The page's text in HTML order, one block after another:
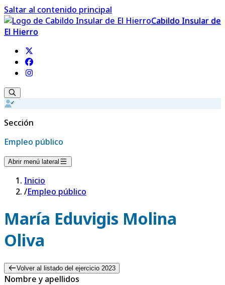
Saltar al contenido principal
Cabildo Insular de
El Hierro
Sección
Empleo público
Abrir menú lateral
Inicio
/Empleo público
María Eduvigis Molina
Oliva
Volver al listado del ejercicio 2023
Nombre y apellidos